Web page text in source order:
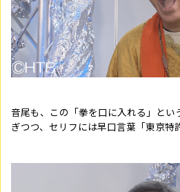
音尾も、この「拳を口に入れる」と
ぎつつ、セリフには早口言葉「東京特